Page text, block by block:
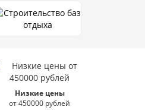
Низкие цены
от 450000 рублей